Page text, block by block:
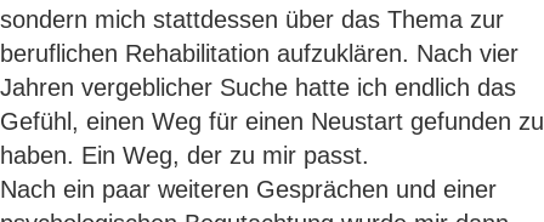
sondern mich stattdessen über das Thema zur
beruflichen Rehabilitation aufzuklären. Nach vier
Jahren vergeblicher Suche hatte ich endlich das
Gefühl, einen Weg für einen Neustart gefunden zu
haben. Ein Weg, der zu mir passt.
Nach ein paar weiteren Gesprächen und einer